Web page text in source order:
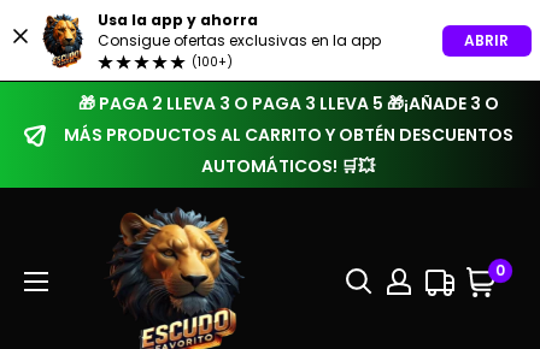
Usa la app y ahorra
Consigue ofertas exclusivas en la app
(100+)
ABRIR
🎁 PAGA 2 LLEVA 3 O PAGA 3 LLEVA 5 🎁¡AÑADE 3 O
MÁS PRODUCTOS AL CARRITO Y OBTÉN DESCUENTOS
AUTOMÁTICOS! 🛒💥
0